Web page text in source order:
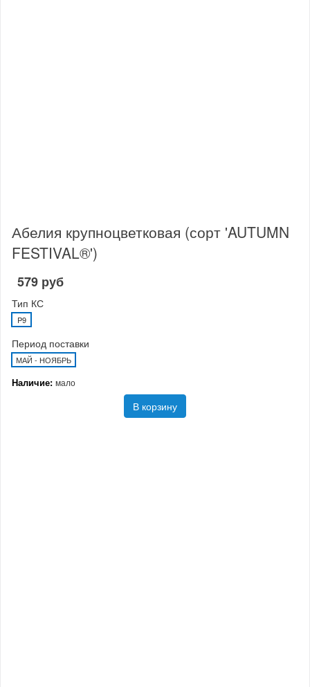
Абелия крупноцветковая (сорт 'AUTUMN
FESTIVAL®')
579 руб
Тип КС
P9
Период поставки
МАЙ - НОЯБРЬ
Наличие: мало
В корзину